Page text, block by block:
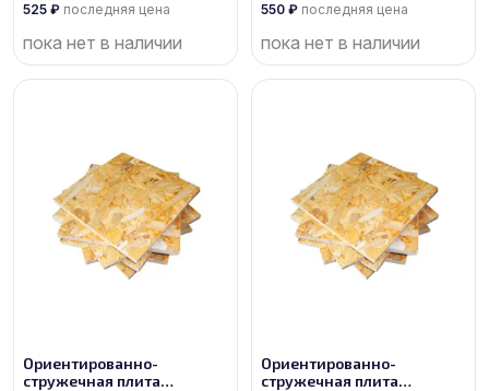
525 ₽ последняя цена
пока нет в наличии
550 ₽ последняя цена
пока нет в наличии
Ориентированно-
стружечная плита
Ориентированно-
стружечная плита